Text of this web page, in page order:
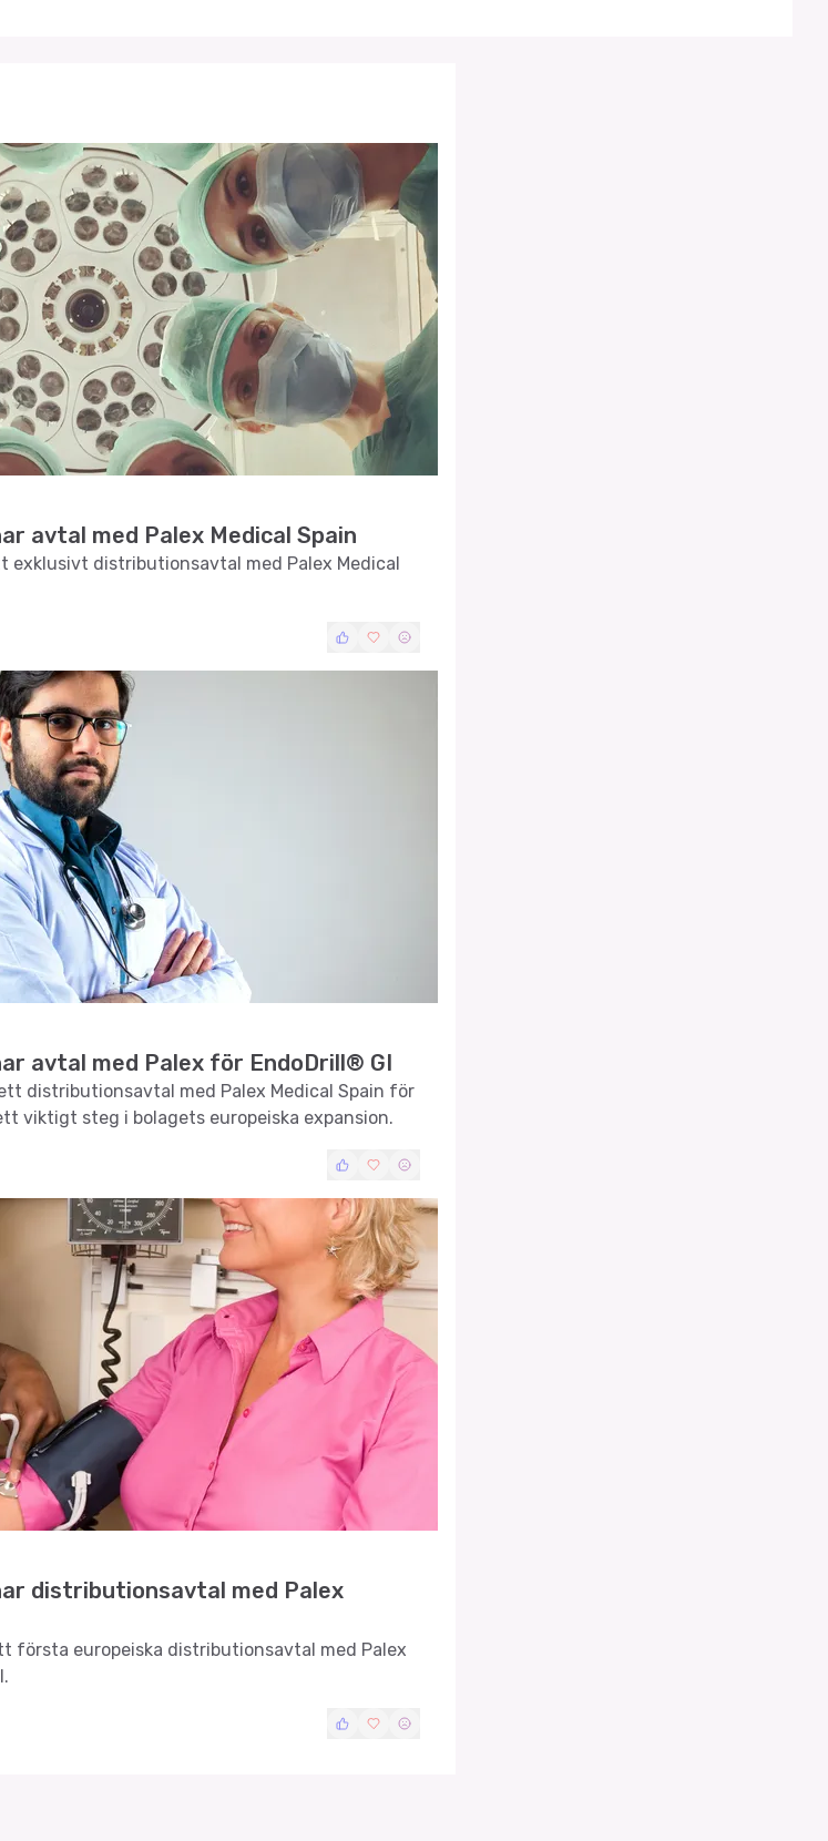
avtal med Palex Medical Spain
distributionsavtal med Palex Medical
avtal med Palex för EndoDrill® GI
distributionsavtal med Palex Medical Spain för
viktigt steg i bolagets europeiska expansion.
distributionsavtal med Palex
första europeiska distributionsavtal med Palex